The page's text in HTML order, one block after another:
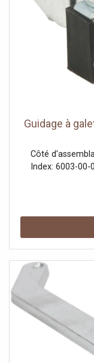
Guidage à
Côté
Index: 6003-